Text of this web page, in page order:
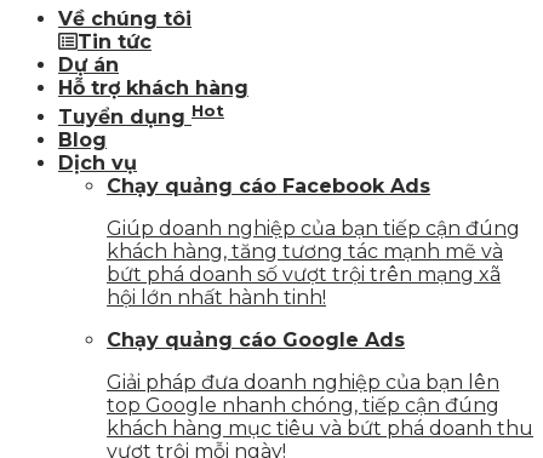
Về chúng tôi
Tin tức
Dự án
Hỗ trợ khách hàng
Tuyển dụng Hot
Blog
Dịch vụ
Chạy quảng cáo Facebook Ads
Giúp doanh nghiệp của bạn tiếp cận đúng
khách hàng, tăng tương tác mạnh mẽ và
bứt phá doanh số vượt trội trên mạng xã
hội lớn nhất hành tinh!
Chạy quảng cáo Google Ads
Giải pháp đưa doanh nghiệp của bạn lên
top Google nhanh chóng, tiếp cận đúng
khách hàng mục tiêu và bứt phá doanh thu
vượt trội mỗi ngày!